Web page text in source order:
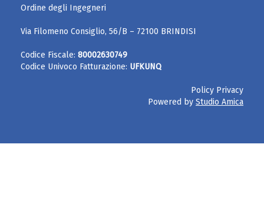
Ordine degli Ingegneri
Via Filomeno Consiglio, 56/B – 72100 BRINDISI
Codice Fiscale: 80002630749
Codice Univoco Fatturazione: UFKUNQ
Policy Privacy
Powered by Studio Amica